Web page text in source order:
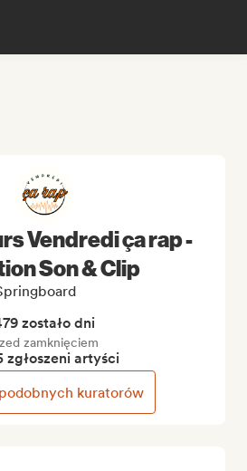
Vendredi ça rap -
Son & Clip
zostało dni
zamknięciem
zgłoszeni artyści
kuratorów